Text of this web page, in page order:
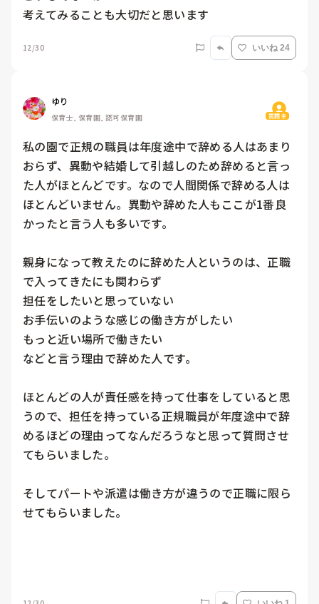
考えてみることも大切だと思います
12/30 いいね 24
ゆり
保育士, 保育園, 認可保育園 質問主
私の園で正規の職員は年度途中で辞める人はあまり
おらず、異動や結婚して引越しのため辞めると言っ
た人がほとんどです。なので人間関係で辞める人は
ほとんどいません。異動や辞めた人もここが1番良
かったと言う人も多いです。
親身になって教えたのに辞めた人というのは、正職
で入ってきたにも関わらず
担任をしたいと思っていない
お手伝いのような感じの働き方がしたい
もっと近い場所で働きたい
などと言う理由で辞めた人です。
ほとんどの人が責任感を持って仕事をしていると思
うので、担任を持っている正規職員が年度途中で辞
めるほどの理由ってなんだろうなと思って質問させ
てもらいました。
そしてパートや派遣は働き方が違うので正職に限ら
せてもらいました。